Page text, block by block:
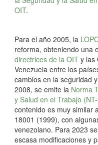
OIT.
Para el año 2005, la
reforma, obteniendo una
directrices de la OIT y las
Venezuela entre los
cambios en la seguridad
2008, se emite la Norma
y Salud en el Trabajo
contenido es muy similar
18001 (1999), con
venezolano. Para 2023
escasa modificaciones y